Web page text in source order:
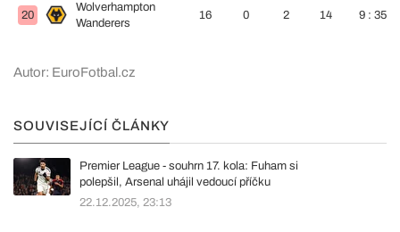
20
Wolverhampton
Wanderers
16 0 2 14 9 : 35
Autor: EuroFotbal.cz
SOUVISEJÍCÍ ČLÁNKY
Premier League - souhrn 17. kola: Fuham si
polepšil, Arsenal uhájil vedoucí příčku
22.12.2025, 23:13